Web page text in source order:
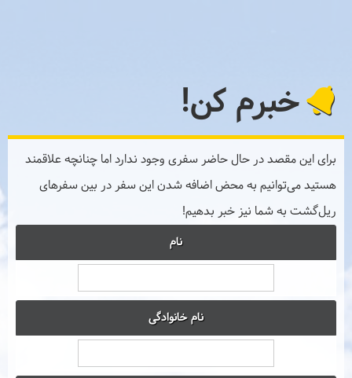
خبرم کن!
برای این مقصد در حال حاضر سفری وجود ندارد اما چنانچه علاقمند
هستید می‌توانیم به محض اضافه شدن این سفر در بین سفرهای
ریل‌گشت به شما نیز خبر بدهیم!
نام
نام خانوادگی